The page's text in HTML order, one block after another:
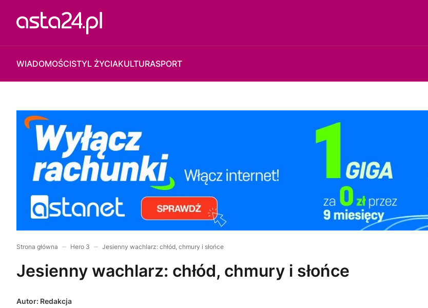
WIADOMOŚCISTYL ŻYCIAKULTURASPORT
Strona główna Hero 3 Jesienny wachlarz: chłód, chmury i słońce
Jesienny wachlarz: chłód, chmury i słońce
Autor: Redakcja